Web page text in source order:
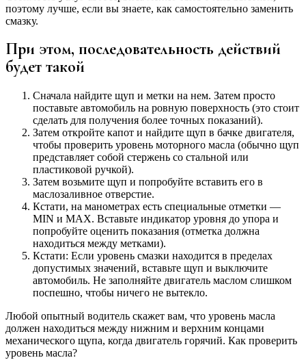
поэтому лучше, если вы знаете, как самостоятельно заменить
смазку.
При этом, последовательность действий
будет такой
Сначала найдите щуп и метки на нем. Затем просто
поставьте автомобиль на ровную поверхность (это стоит
сделать для получения более точных показаний).
Затем откройте капот и найдите щуп в бачке двигателя,
чтобы проверить уровень моторного масла (обычно щуп
представляет собой стержень со стальной или
пластиковой ручкой).
Затем возьмите щуп и попробуйте вставить его в
маслозаливное отверстие.
Кстати, на манометрах есть специальные отметки —
MIN и MAX. Вставьте индикатор уровня до упора и
попробуйте оценить показания (отметка должна
находиться между метками).
Кстати: Если уровень смазки находится в пределах
допустимых значений, вставьте щуп и выключите
автомобиль. Не заполняйте двигатель маслом слишком
поспешно, чтобы ничего не вытекло.
Любой опытный водитель скажет вам, что уровень масла
должен находиться между нижним и верхним концами
механического щупа, когда двигатель горячий. Как проверить
уровень масла?